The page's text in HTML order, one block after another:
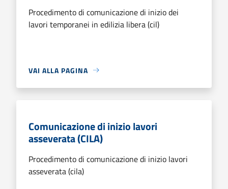
Procedimento di comunicazione di inizio dei
lavori temporanei in edilizia libera (cil)
VAI ALLA PAGINA
Comunicazione di inizio lavori
asseverata (CILA)
Procedimento di comunicazione di inizio lavori
asseverata (cila)